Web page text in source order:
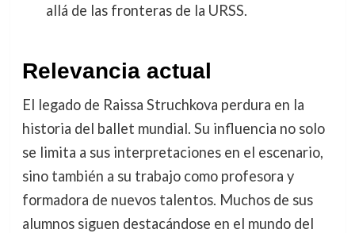
allá de las fronteras de la URSS.
Relevancia actual
El legado de Raissa Struchkova perdura en la
historia del ballet mundial. Su influencia no solo
se limita a sus interpretaciones en el escenario,
sino también a su trabajo como profesora y
formadora de nuevos talentos. Muchos de sus
alumnos siguen destacándose en el mundo del